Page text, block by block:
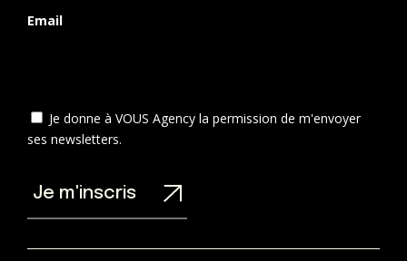
ses newsletters.